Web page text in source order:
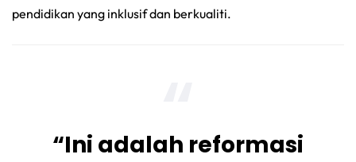
pendidikan yang inklusif dan berkualiti.
“Ini adalah reformasi